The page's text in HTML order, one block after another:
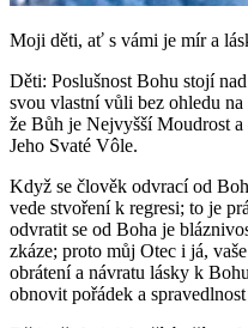
Moji děti, ať s vámi je mír a
Děti: Poslušnost Bohu stojí
svou vlastní vůli bez ohledu
že Bůh je Nejvyšší Moudrost
Jeho Svaté Vôle.
Když se člověk odvrací od
vede stvoření k regresi; to je
odvratit se od Boha je
zkáze; proto můj Otec i já,
obrátení a návratu lásky k
obnovit pořádek a